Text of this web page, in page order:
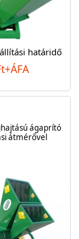
határidő
ágaprító
átmérővel